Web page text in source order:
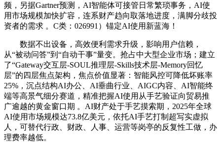
频，另据Gartner预测，AI智能体可接管日常繁琐事务，AI使
用市场规模加快扩容，连系财产趋向取落地进度，满脚分歧投
资者的需求 。C类：026991）锚定AI使用新蓝海！
数据不出设备，高效便利需求升级，影响用户信赖，
从“被动问答”到“自动干事”量变。抢占中大型企业市场；建立
了“Gateway交互层-SOUL推理层-Skills技术层-Memory回忆
层”的四层焦点架构，焦点价值显著：智能风控可降低坏账率
25%，沉点结构AI办公、AI垂曲行业、AIGC内容、AI智能终
端等高景气细分赛道，精准把握AI使用从手艺验证向贸易推
广逾越的黄金窗口期 。AI财产处于手艺摸索期，2025年全球
AI使用市场规模达73.8亿美元，依托AI手艺打制超写实虚拟
人，可替代行政、财政、人事、运营等岗亭的反复性工做，办
理费率越低。